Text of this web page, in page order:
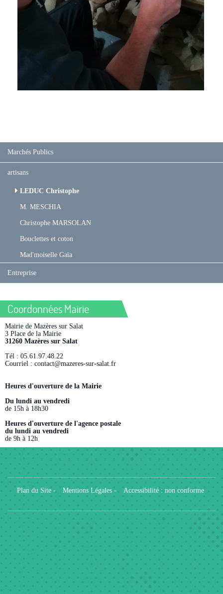
Marchés Publics
artisans
LEDUC Christophe
M. MESCHIA
Christophe MARSOLAN
Bouclettes et coton
Mad'moiselle Gaïa
Entreprise
Coordonnées Mairie
Mairie de Mazères sur Salat
3 Place de la Mairie
31260 Mazères sur Salat
Tél : 05.61.97.48.22
Courriel : contact@mazeres-sur-salat.fr
Heures d'ouverture de la Mairie
Du lundi au vendredi
de 15h à 18h30
Heures d'ouverture de l'agence postale
du lundi au vendredi
de 9h à 12h
Plan du Site- Mentions Légales- Accessibilité : non conforme